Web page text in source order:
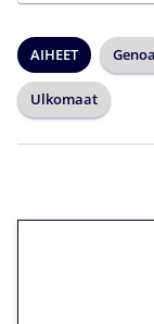
AIHEET Genoa
Ulkomaat